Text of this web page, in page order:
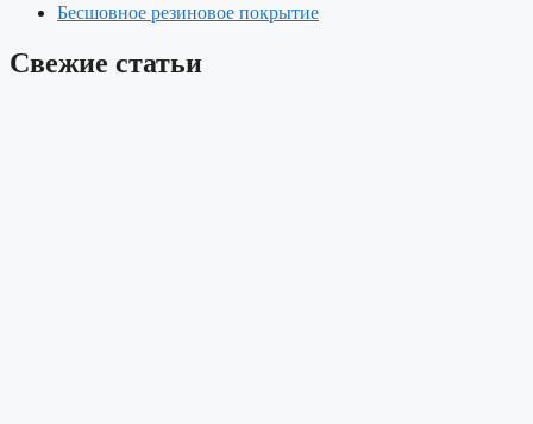
Бесшовное резиновое покрытие
Свежие статьи